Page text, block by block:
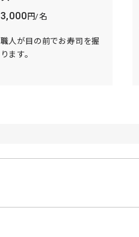
3,000 円/名
職人が目の前でお寿司を握
ります。